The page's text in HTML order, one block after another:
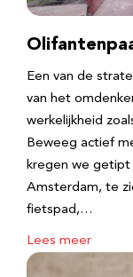
Een van de
van het
werkelijkheid
Beweeg actief
kregen we getipt
Amsterdam, te
fietspad,…
Lees meer